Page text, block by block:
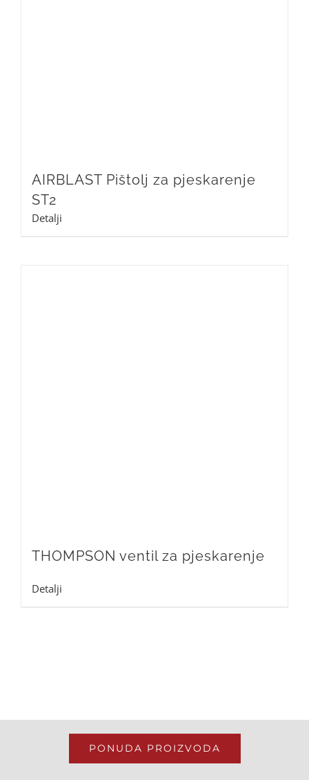
AIRBLAST Pištolj za pjeskarenje
ST2
Detalji
THOMPSON ventil za pjeskarenje
Detalji
PONUDA PROIZVODA